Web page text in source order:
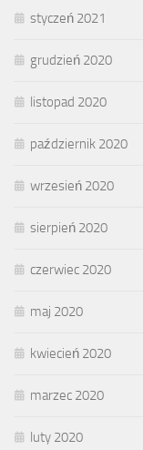
styczeń 2021
grudzień 2020
listopad 2020
październik 2020
wrzesień 2020
sierpień 2020
czerwiec 2020
maj 2020
kwiecień 2020
marzec 2020
luty 2020